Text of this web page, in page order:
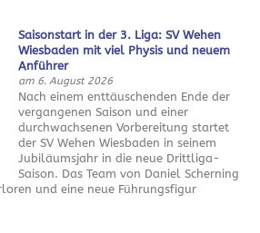
Saisonstart in der 3. Liga: SV Wehen
Wiesbaden mit viel Physis und neuem
Anführer
am 6. August 2026
Nach einem enttäuschenden Ende der
vergangenen Saison und einer
durchwachsenen Vorbereitung startet
der SV Wehen Wiesbaden in seinem
Jubiläumsjahr in die neue Drittliga-
Saison. Das Team von Daniel Scherning
und eine neue Führungsfigur